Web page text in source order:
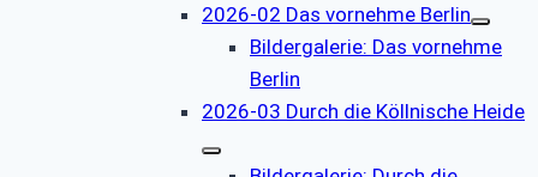
2026-02 Das vornehme Berlin
Bildergalerie: Das vornehme
Berlin
2026-03 Durch die Köllnische Heide